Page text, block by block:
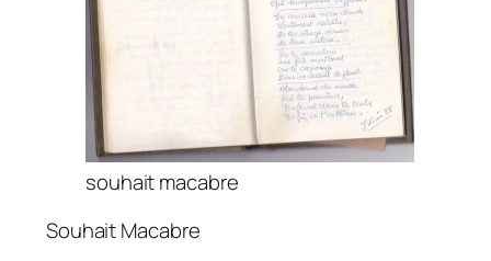
souhait macabre
Souhait Macabre